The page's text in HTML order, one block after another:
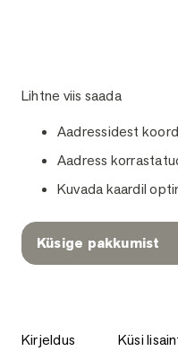
Lihtne viis saada
Aadressidest
Aadress
Kuvada kaardil
Küsige pakkumist
Kirjeldus Küsi